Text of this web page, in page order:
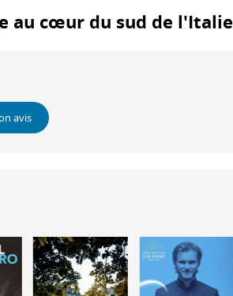
au cœur du sud de l'Italie
avis